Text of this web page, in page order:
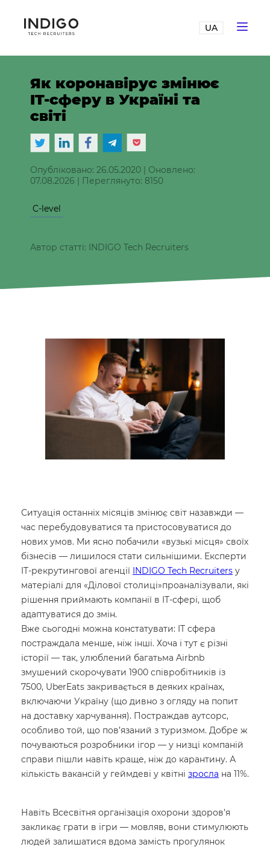
UA
Як коронавірус змінює
IT-сферу в Україні та
світі
Опубліковано: 26.05.2020 | Оновлено:
07.08.2026 | Переглянуто: 8150
C-level
Автор статті: INDIGO Tech Recruiters
Ситуація останніх місяців змінює світ назавжди —
час перебудовуватися та пристосовуватися до
нових умов. Ми ясно побачили «вузькі місця» своїх
бізнесів — лишилося стати сильнішими. Експерти
IT-рекрутингової агенції INDIGO Tech Recruiters у
матеріалі для «Ділової столиці»проаналізували, які
рішення приймають компанії в IT-сфері, щоб
адаптуватися до змін.
Вже сьогодні можна констатувати: IT сфера
постраждала менше, ніж інші. Хоча і тут є різні
історії — так, улюблений багатьма Airbnb
змушений скорочувати 1900 співробітників із
7500, UberEats закривається в деяких країнах,
включаючи Україну (що дивно з огляду на попит
на доставку харчування). Постраждав аутсорс,
особливо той, що пов’язаний з туризмом. Добре ж
почуваються розробники ігор — у низці компаній
справи пішли навіть краще, ніж до карантину. А
кількість вакансій у геймдеві у квітні зросла на 11%.
Навіть Всесвітня організація охорони здоров’я
закликає грати в ігри — мовляв, вони стимулюють
людей залишатися вдома замість прогулянок